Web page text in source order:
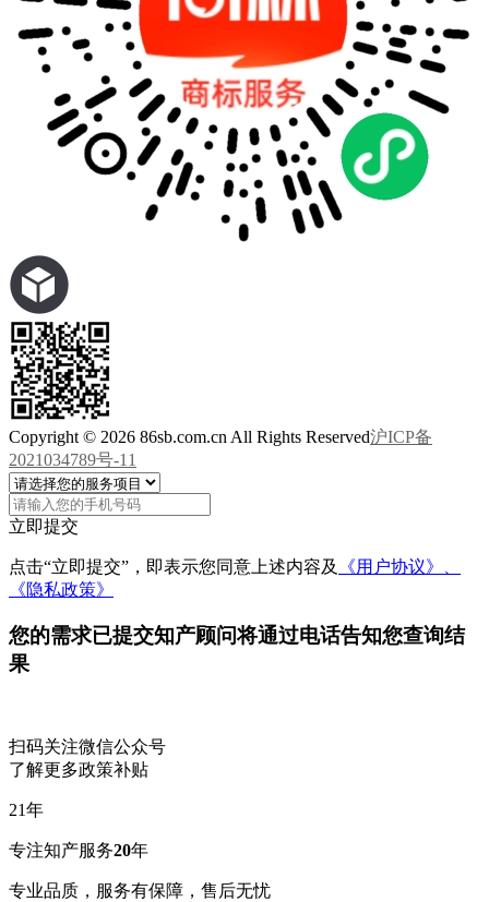
Copyright © 2026 86sb.com.cn All Rights Reserved沪ICP备
2021034789号-11
立即提交
点击“立即提交”，即表示您同意上述内容及
《用户协议》、
《隐私政策》
您的需求已提交知产顾问将通过电话告知您查询结
果
扫码关注微信公众号
了解更多政策补贴
21年
专注知产服务20年
专业品质，服务有保障，售后无忧